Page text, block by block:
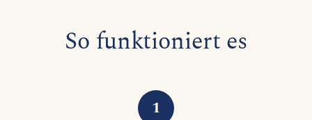
So funktioniert es
1